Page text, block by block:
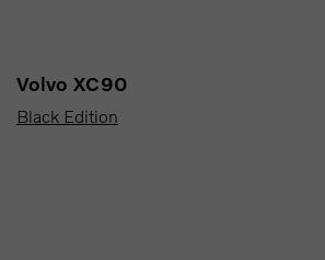
Volvo XC90
Black Edition